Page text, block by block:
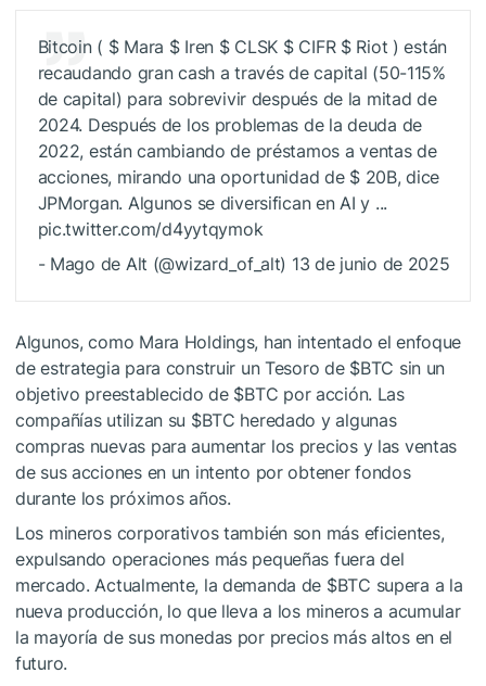
Bitcoin ( $ Mara $ Iren $ CLSK $ CIFR $ Riot ) están
recaudando gran cash a través de capital (50-115%
de capital) para sobrevivir después de la mitad de
2024. Después de los problemas de la deuda de
2022, están cambiando de préstamos a ventas de
acciones, mirando una oportunidad de $ 20B, dice
JPMorgan. Algunos se diversifican en AI y ...
pic.twitter.com/d4yytqymok
- Mago de Alt (@wizard_of_alt) 13 de junio de 2025
Algunos, como Mara Holdings, han intentado el enfoque
de estrategia para construir un Tesoro de $BTC sin un
objetivo preestablecido de $BTC por acción. Las
compañías utilizan su $BTC heredado y algunas
compras nuevas para aumentar los precios y las ventas
de sus acciones en un intento por obtener fondos
durante los próximos años.
Los mineros corporativos también son más eficientes,
expulsando operaciones más pequeñas fuera del
mercado. Actualmente, la demanda de $BTC supera a la
nueva producción, lo que lleva a los mineros a acumular
la mayoría de sus monedas por precios más altos en el
futuro.